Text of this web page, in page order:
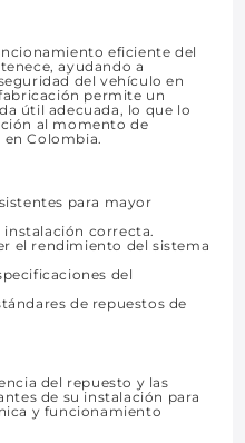
eficiente del
ayudando a
del vehículo en
permite un
útil adecuada, lo que lo
al momento de
Colombia.
para mayor
correcta.
el rendimiento del sistema
del
de repuestos de
del repuesto y las
de su instalación para
y funcionamiento